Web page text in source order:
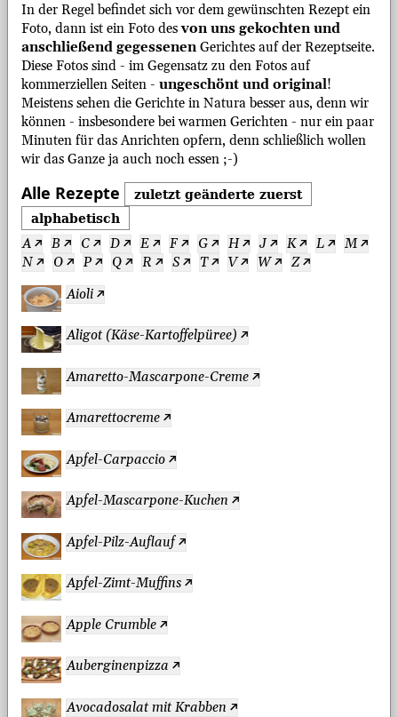
In der Regel befindet sich vor dem gewünschten Rezept ein
Foto, dann ist ein Foto desvon uns gekochten und
anschließend gegessenen Gerichtes auf der Rezeptseite.
Diese Fotos sind - im Gegensatz zu den Fotos auf
kommerziellen Seiten - ungeschönt und original!
Meistens sehen die Gerichte in Natura besser aus, denn wir
können - insbesondere bei warmen Gerichten - nur ein paar
Minuten für das Anrichten opfern, denn schließlich wollen
wir das Ganze ja auch noch essen ;-)
Alle Rezepte
zuletzt geänderte zuerst
alphabetisch
A B C D E F G H J K L
M
N
O P Q R S T V W
Z
Aioli
Aligot (Käse-Kartoffelpüree)
Amaretto-Mascarpone-Creme
Amarettocreme
Apfel-Carpaccio
Apfel-Mascarpone-Kuchen
Apfel-Pilz-Auflauf
Apfel-Zimt-Muffins
Apple Crumble
Auberginenpizza
Avocadosalat mit Krabben